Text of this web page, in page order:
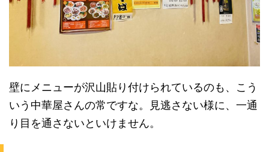
壁にメニューが沢山貼り付けられているのも、こう
いう中華屋さんの常ですな。見逃さない様に、一通
り目を通さないといけません。